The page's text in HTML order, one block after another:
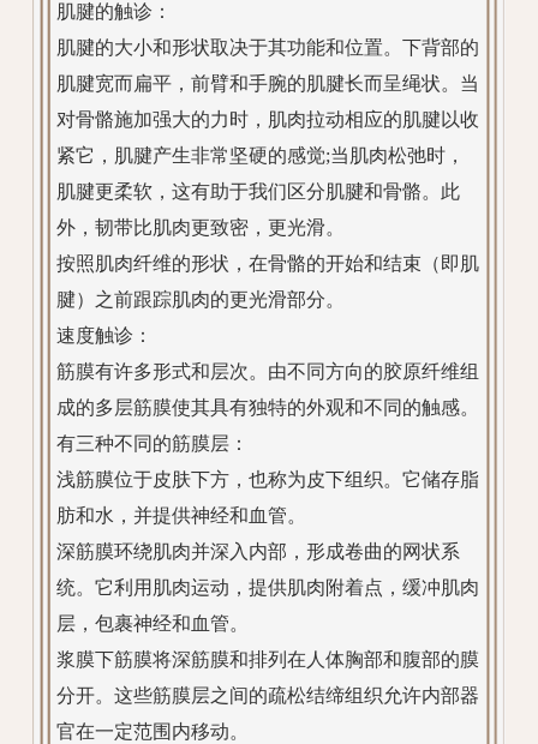
肌腱的触诊：
肌腱的大小和形状取决于其功能和位置。下背部的
肌腱宽而扁平，前臂和手腕的肌腱长而呈绳状。当
对骨骼施加强大的力时，肌肉拉动相应的肌腱以收
紧它，肌腱产生非常坚硬的感觉;当肌肉松弛时，
肌腱更柔软，这有助于我们区分肌腱和骨骼。此
外，韧带比肌肉更致密，更光滑。
按照肌肉纤维的形状，在骨骼的开始和结束（即肌
腱）之前跟踪肌肉的更光滑部分。
速度触诊：
筋膜有许多形式和层次。由不同方向的胶原纤维组
成的多层筋膜使其具有独特的外观和不同的触感。
有三种不同的筋膜层：
浅筋膜位于皮肤下方，也称为皮下组织。它储存脂
肪和水，并提供神经和血管。
深筋膜环绕肌肉并深入内部，形成卷曲的网状系
统。它利用肌肉运动，提供肌肉附着点，缓冲肌肉
层，包裹神经和血管。
浆膜下筋膜将深筋膜和排列在人体胸部和腹部的膜
分开。这些筋膜层之间的疏松结缔组织允许内部器
官在一定范围内移动。